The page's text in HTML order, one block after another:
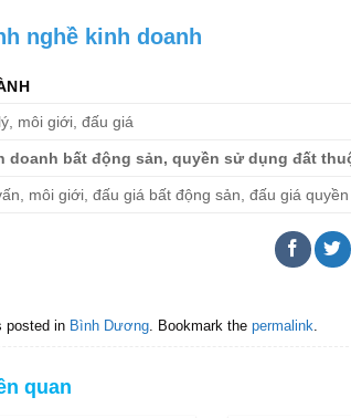
nghề kinh doanh
môi giới, đấu giá
doanh bất động sản, quyền sử dụng đất
môi giới, đấu giá bất động sản, đấu giá
posted in Bình Dương. Bookmark the permalink.
quan